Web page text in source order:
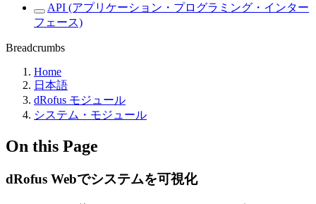
API (アプリケーション・プログラミング・インター
フェース)
Breadcrumbs
Home
日本語
dRofus モジュール
システム・モジュール
On this Page
dRofus Webでシステムを可視化